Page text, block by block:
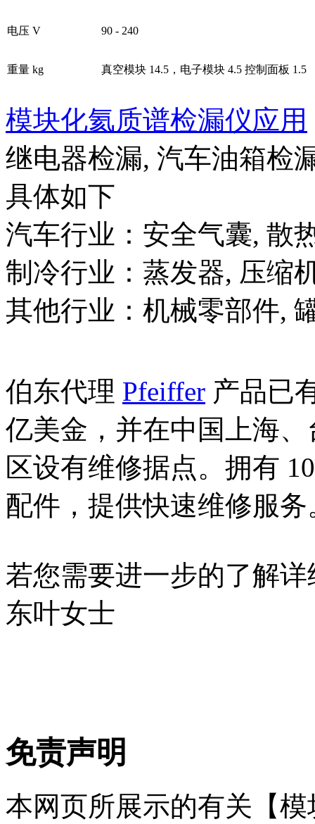
电压 V 90 - 240
重量 kg 真空模块 14.5，电子模块 4.5 控制面板 1.5
模块化氦质谱检漏仪应用
继电器检漏, 汽车油箱检
具体如下
汽车行业：安全气囊, 散
制冷行业：蒸发器, 压缩
其他行业：机械零部件,
伯东代理 Pfeiffer 产品已
亿美金，并在中国上海
区设有维修据点。拥有
配件，提供快速维修服务
若您需要进一步的了解
东叶女士
免责声明
本网页所展示的有关【